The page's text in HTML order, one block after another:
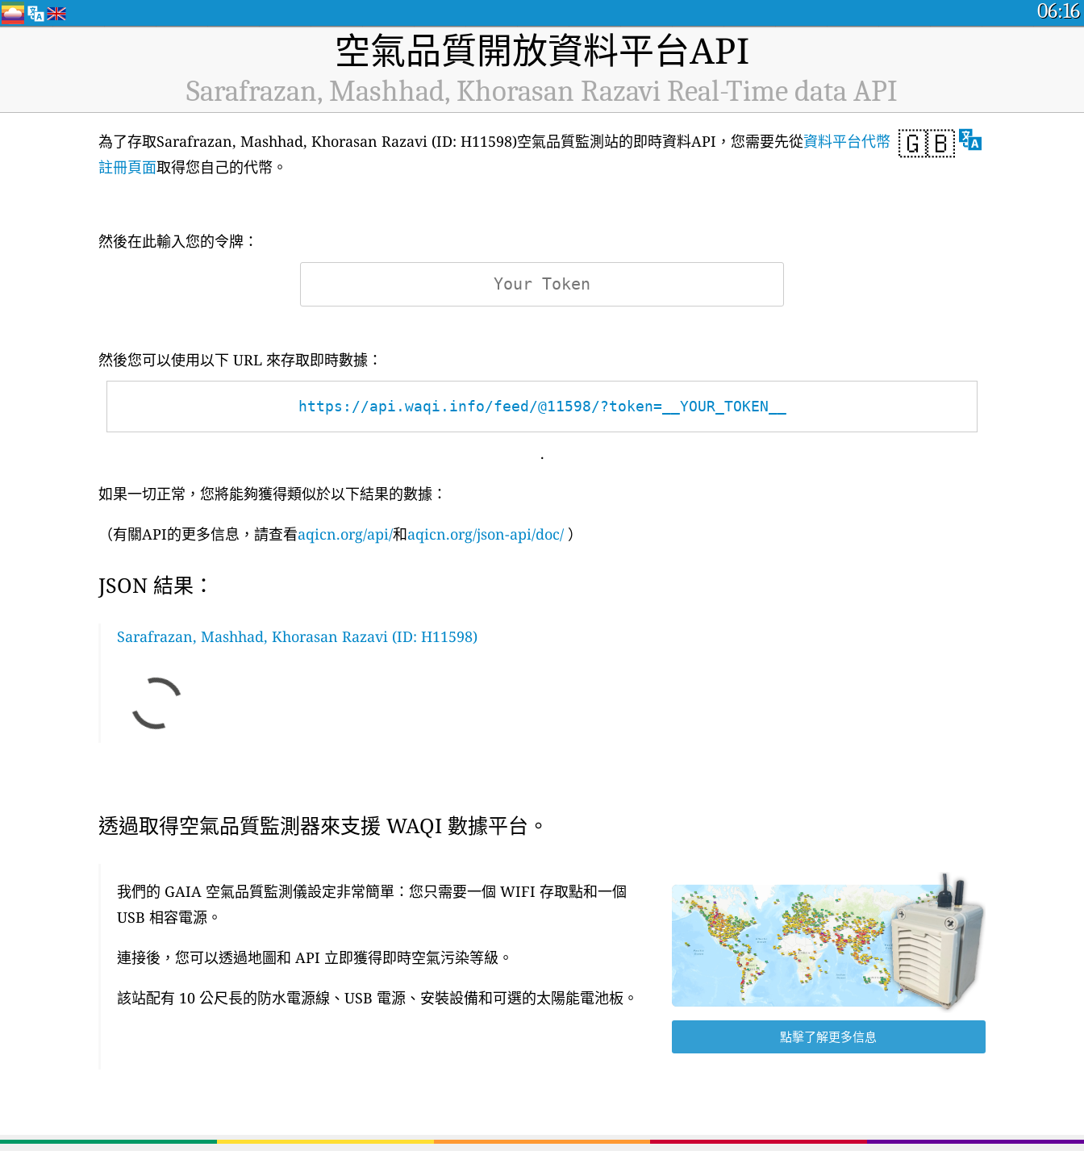
06:16
空氣品質開放資料平台API
Sarafrazan, Mashhad, Khorasan Razavi Real-Time data API
🇬🇧
為了存取Sarafrazan, Mashhad, Khorasan Razavi (ID: H11598)空氣品質監測站的即時資料API，您需要先從資料平台代幣
註冊頁面取得您自己的代幣。
然後在此輸入您的令牌：
然後您可以使用以下 URL 來存取即時數據：
https://api.waqi.info/feed/@11598/?token=__YOUR_TOKEN__
.
如果一切正常，您將能夠獲得類似於以下結果的數據：
（有關API的更多信息，請查看aqicn.org/api/和aqicn.org/json-api/doc/ ）
JSON 結果：
Sarafrazan, Mashhad, Khorasan Razavi (ID: H11598)
透過取得空氣品質監測器來支援 WAQI 數據平台。
我們的 GAIA 空氣品質監測儀設定非常簡單：您只需要一個 WIFI 存取點和一個
USB 相容電源。
連接後，您可以透過地圖和 API 立即獲得即時空氣污染等級。
該站配有 10 公尺長的防水電源線、USB 電源、安裝設備和可選的太陽能電池板。
點擊了解更多信息